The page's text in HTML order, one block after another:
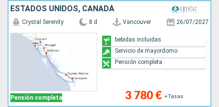
ESTADOS UNIDOS, CANADÁ
Pensión completa
Crystal Serenity 8 d Vancouver 26/07/2027
3 780 € +Tasas
bebidas incluidas
Servicio de mayordomo
Pensión completa